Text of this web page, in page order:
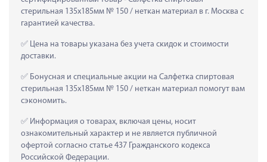
стерильная 135х185мм № 150 / неткан материал в г. Москва с
гарантией качества.
Цена на товары указана без учета скидок и стоимости
доставки.
Бонусная и специальные акции на Салфетка спиртовая
стерильная 135х185мм № 150 / неткан материал помогут вам
сэкономить.
Информация о товарах, включая цены, носит
ознакомительный характер и не является публичной
офертой согласно статье 437 Гражданского кодекса
Российской Федерации.